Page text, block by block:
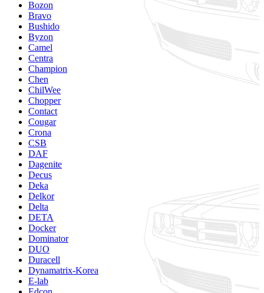
Bozon
Bravo
Bushido
Byzon
Camel
Centra
Champion
Chen
ChilWee
Chopper
Contact
Cougar
Crona
CSB
DAF
Dagenite
Decus
Deka
Delkor
Delta
DETA
Docker
Dominator
DUO
Duracell
Dynamatrix-Korea
E-lab